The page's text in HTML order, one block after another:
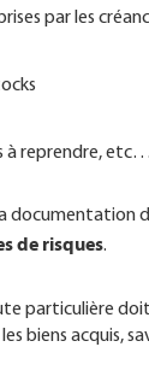
par les
à reprendre, etc…
documentation
de risques.
particulière
biens acquis,